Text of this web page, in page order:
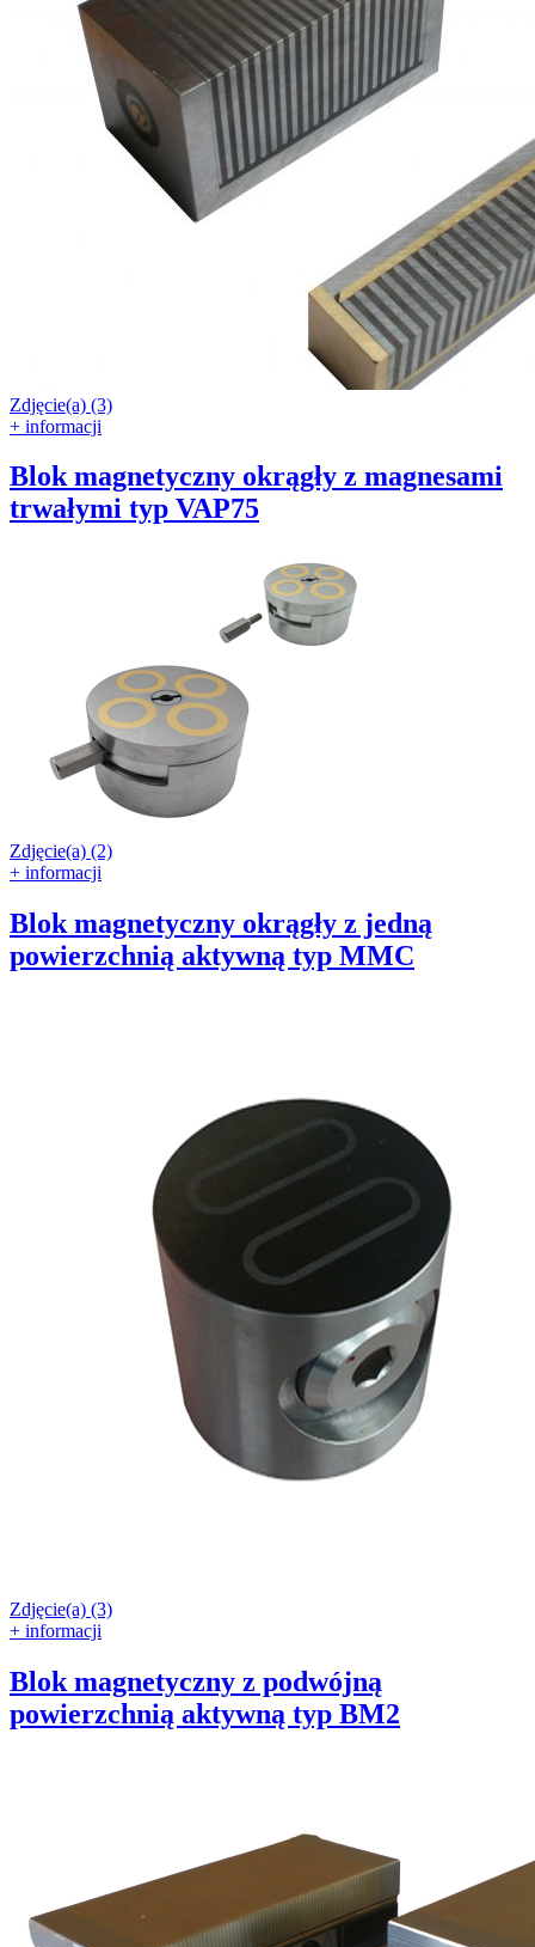
Zdjęcie(a) (3)
+ informacji
Blok magnetyczny okrągły z magnesami
trwałymi typ VAP75
Zdjęcie(a) (2)
+ informacji
Blok magnetyczny okrągły z jedną
powierzchnią aktywną typ MMC
Zdjęcie(a) (3)
+ informacji
Blok magnetyczny z podwójną
powierzchnią aktywną typ BM2